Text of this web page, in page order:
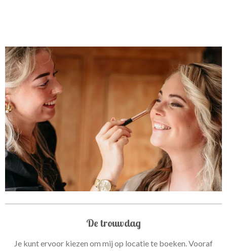
De trouwdag
Je kunt ervoor kiezen om mij op locatie te boeken. Vooraf